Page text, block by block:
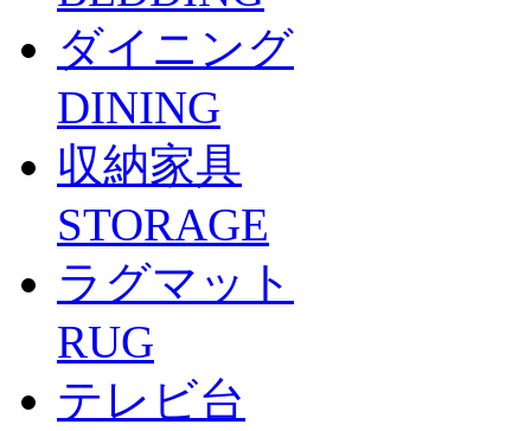
ダイニング
DINING
収納家具
STORAGE
ラグマット
RUG
テレビ台